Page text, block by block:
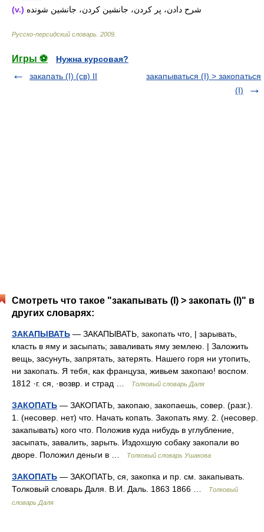
(v.) شرح دادن، پر کردن، جانشین کردن، جانشین شونده
Русско-персидский словарь 2009
Игры ⚽
Нужна курсовая?
закапать (I) (св) II
закапываться (I) > закопаться
(I)
Смотреть что такое "закапывать (I) > закопать (I)" в
других словарях:
ЗАКАПЫВАТЬ — ЗАКАПЫВАТЬ, закопать что, | зарывать,
класть в яму и засыпать; заваливать яму землею. | Заложить
вещь, засунуть, запрятать, затерять. Нашего горя ни утопить,
ни закопать. Я тебя, как француза, живьем закопаю! воспом.
1812 ·г. ся, ·возвр. и страд …
Толковый словарь Даля
ЗАКОПАТЬ — ЗАКОПАТЬ, закопаю, закопаешь, совер. (разг.).
1. (несовер. нет) что. Начать копать. Закопать яму. 2. (несовер.
закапывать) кого что. Положив куда нибудь в углубление,
засыпать, завалить, зарыть. Издохшую собаку закопали во
дворе. Положил деньги в …
Толковый словарь Ушакова
ЗАКОПАТЬ — ЗАКОПАТЬ, ся, закопка и пр. см. закапывать.
Толковый словарь Даля. В.И. Даль. 1863 1866 …
Толковый
словарь Даля